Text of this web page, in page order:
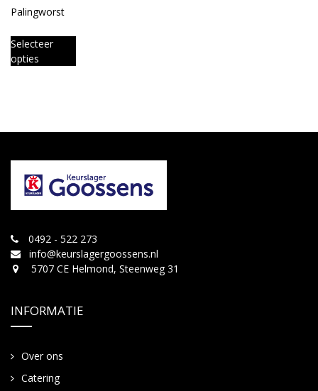
Palingworst
Selecteer
opties
0492 - 522 273
info@keurslagergoossens.nl
5707 CE Helmond, Steenweg 31
INFORMATIE
Over ons
Catering